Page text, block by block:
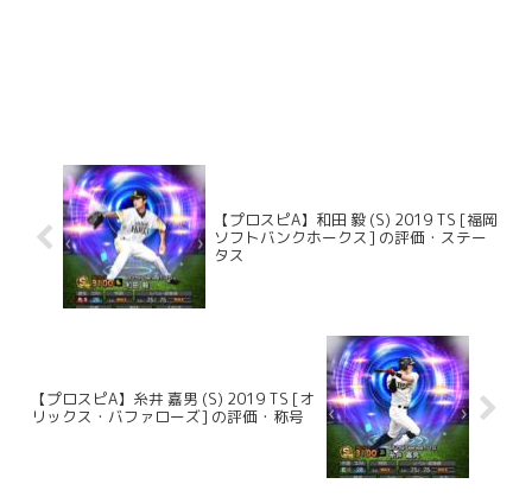
【プロスピA】和田 毅 (S) 2019 TS [福岡
ソフトバンクホークス] の評価・ステー
タス
【プロスピA】糸井 嘉男 (S) 2019 TS [オ
リックス・バファローズ] の評価・称号